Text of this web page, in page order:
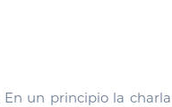
En un principio la charla